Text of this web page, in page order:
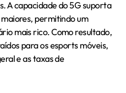
A capacidade do 5G suporta
permitindo um
mais rico. Como resultado,
para os esports móveis,
e as taxas de